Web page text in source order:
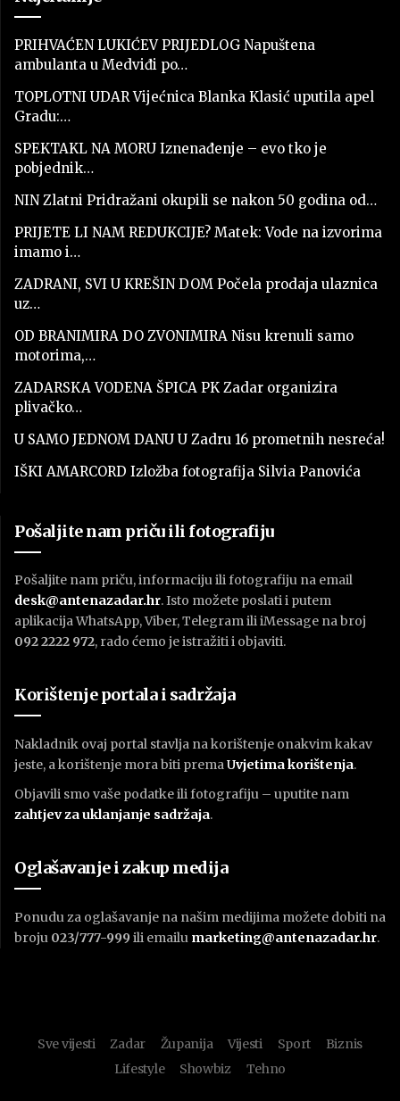
PRIHVAĆEN LUKIĆEV PRIJEDLOG Napuštena
ambulanta u Medviđi po…
TOPLOTNI UDAR Vijećnica Blanka Klasić uputila apel
Gradu:…
SPEKTAKL NA MORU Iznenađenje – evo tko je
pobjednik…
NIN Zlatni Pridražani okupili se nakon 50 godina od…
PRIJETE LI NAM REDUKCIJE? Matek: Vode na izvorima
imamo i…
ZADRANI, SVI U KREŠIN DOM Počela prodaja ulaznica
uz…
OD BRANIMIRA DO ZVONIMIRA Nisu krenuli samo
motorima,…
ZADARSKA VODENA ŠPICA PK Zadar organizira
plivačko…
U SAMO JEDNOM DANU U Zadru 16 prometnih nesreća!
IŠKI AMARCORD Izložba fotografija Silvia Panovića
Pošaljite nam priču ili fotografiju
Pošaljite nam priču, informaciju ili fotografiju na email
desk@antenazadar.hr. Isto možete poslati i putem
aplikacija WhatsApp, Viber, Telegram ili iMessage na broj
092 2222 972, rado ćemo je istražiti i objaviti.
Korištenje portala i sadržaja
Nakladnik ovaj portal stavlja na korištenje onakvim kakav
jeste, a korištenje mora biti premaUvjetima korištenja.
Objavili smo vaše podatke ili fotografiju – uputite nam
zahtjev za uklanjanje sadržaja.
Oglašavanje i zakup medija
Ponudu za oglašavanje na našim medijima možete dobiti na
broju 023/777-999 ili emailu marketing@antenazadar.hr.
Sve vijesti Zadar Županija Vijesti Sport
Biznis
Lifestyle
Showbiz Tehno